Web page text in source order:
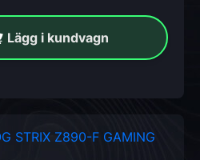
Lägg i kundvagn
STRIX Z890-F GAMING